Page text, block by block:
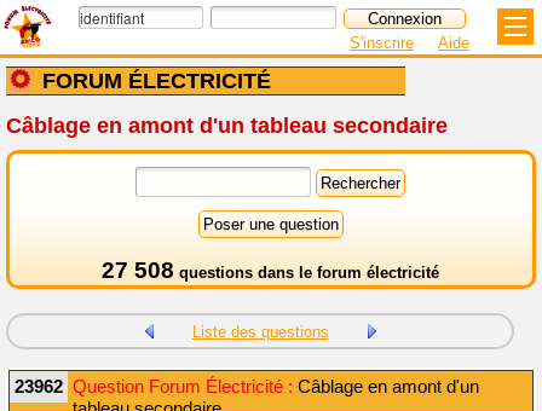
FORUM ÉLECTRICITÉ
S'inscrire Aide
Câblage en amont d'un tableau secondaire
27 508 questions dans le forum électricité
Liste des questions
23962 Question Forum Électricité : Câblage en amont d'un